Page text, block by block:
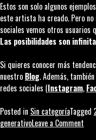
Estos son solo algunos
este artista ha creado. Pero
sociales vemos otros usuarios
Las posibilidades son
Si quieres conocer más
nuestro Blog. Además,
redes sociales (Instagram,
Posted in Sin categoríaTagged
generativoLeave a Comment